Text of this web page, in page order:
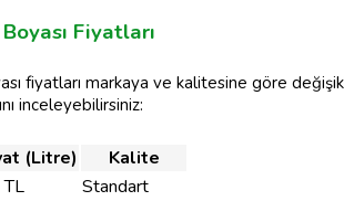
Fiyatları
fiyatları markaya ve kalitesine göre
inceleyebilirsiniz:
(Litre)
Kalite
Standart